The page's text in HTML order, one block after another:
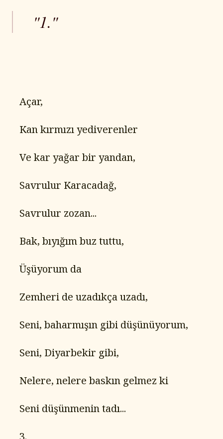
"1."
   Açar,
   Kan kırmızı yediverenler
   Ve kar yağar bir yandan,
   Savrulur Karacadağ,
   Savrulur zozan...
   Bak, bıyığım buz tuttu,
   Üşüyorum da
   Zemheri de uzadıkça uzadı,
   Seni, baharmışın gibi düşünüyorum,
   Seni, Diyarbekir gibi,
   Nelere, nelere baskın gelmez ki
   Seni düşünmenin tadı...
   3.